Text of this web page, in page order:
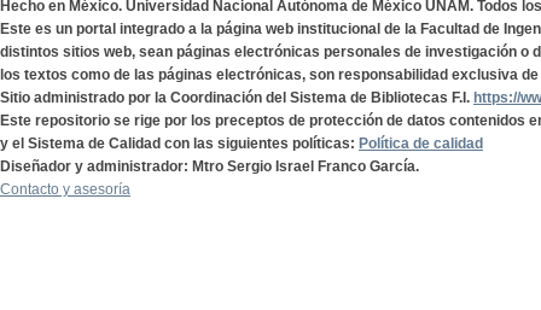
Hecho en México. Universidad Nacional Autónoma de México UNAM. Todos
Este es un portal integrado a la página web institucional de la Facultad de
distintos sitios web, sean páginas electrónicas personales de investigación o
los textos como de las páginas electrónicas, son responsabilidad exclusiva
Sitio administrado por la Coordinación del Sistema de Bibliotecas F.I. https://
Este repositorio se rige por los preceptos de protección de datos contenidos
y el Sistema de Calidad con las siguientes políticas: Política de calidad
Diseñador y administrador: Mtro Sergio Israel Franco García.
Contacto y asesoría